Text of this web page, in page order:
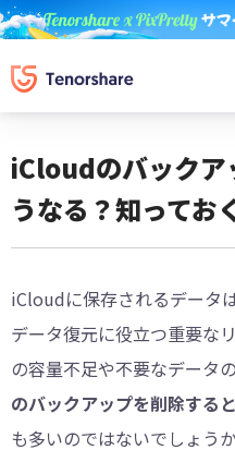
iCloudのバックア
うなる？知ってお
iCloudに保存されるデータ
データ復元に役立つ重要な
の容量不足や不要なデータ
のバックアップを削除する
も多いのではないでしょうか